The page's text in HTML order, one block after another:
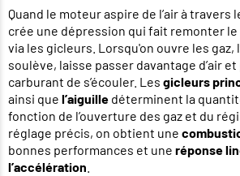
Quand le moteur aspire de l’air à travers
crée une dépression qui fait remonter le
via les gicleurs. Lorsqu'on ouvre les gaz,
soulève, laisse passer davantage d’air
carburant de s’écouler. Les gicleurs
ainsi que l’aiguille déterminent la
fonction de l’ouverture des gaz et du
réglage précis, on obtient une
bonnes performances et une réponse
l’accélération